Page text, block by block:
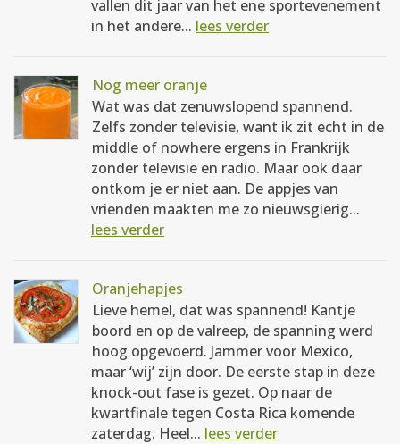
vallen dit jaar van het ene sportevenement
in het andere... lees verder
Nog meer oranje
Wat was dat zenuwslopend spannend.
Zelfs zonder televisie, want ik zit echt in de
middle of nowhere ergens in Frankrijk
zonder televisie en radio. Maar ook daar
ontkom je er niet aan. De appjes van
vrienden maakten me zo nieuwsgierig...
lees verder
Oranjehapjes
Lieve hemel, dat was spannend! Kantje
boord en op de valreep, de spanning werd
hoog opgevoerd. Jammer voor Mexico,
maar ‘wij’ zijn door. De eerste stap in deze
knock-out fase is gezet. Op naar de
kwartfinale tegen Costa Rica komende
zaterdag. Heel... lees verder